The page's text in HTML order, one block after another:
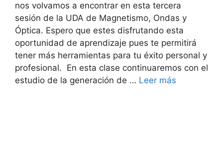
nos volvamos a encontrar en esta tercera
sesión de la UDA de Magnetismo, Ondas y
Óptica. Espero que estes disfrutando esta
oportunidad de aprendizaje pues te permitirá
tener más herramientas para tu éxito personal y
profesional. En esta clase continuaremos con el
estudio de la generación de … Leer más